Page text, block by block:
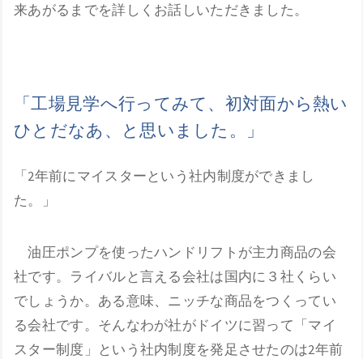
来あがるまでを詳しくお話しいただきました。
「工場見学へ行ってみて、初対面から熱い
ひとだなあ、と思いました。」
「2年前にマイスターという社内制度ができまし
た。」
油圧ポンプを使ったハンドリフトが主力商品の会
社です。ライバルと言える会社は国内に３社くらい
でしょうか。ある意味、ニッチな商品をつくってい
る会社です。そんなわが社がドイツに習って「マイ
スター制度」という社内制度を発足させたのは2年前